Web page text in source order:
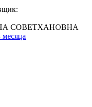
СОВЕТХАНОВНА